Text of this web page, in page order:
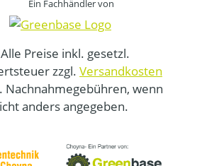
Ein Fachhändler von
Preise inkl. gesetzl.
zzgl. Versandkosten
Nachnahmegebühren, wenn
anders angegeben.